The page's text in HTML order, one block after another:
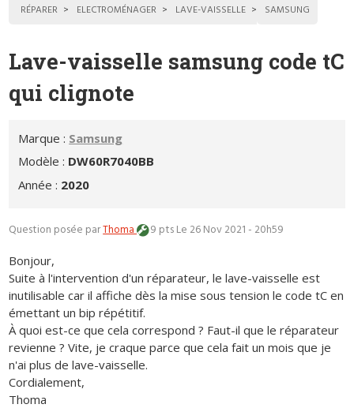
RÉPARER ELECTROMÉNAGER LAVE-VAISSELLE SAMSUNG
Lave-vaisselle samsung code tC
qui clignote
Marque : Samsung
Modèle : DW60R7040BB
Année : 2020
Question posée parThoma 9 ptsLe 26 Nov 2021 - 20h59
Bonjour,
Suite à l'intervention d'un réparateur, le lave-vaisselle est
inutilisable car il affiche dès la mise sous tension le code tC en
émettant un bip répétitif.
À quoi est-ce que cela correspond ? Faut-il que le réparateur
revienne ? Vite, je craque parce que cela fait un mois que je
n'ai plus de lave-vaisselle.
Cordialement,
Thoma